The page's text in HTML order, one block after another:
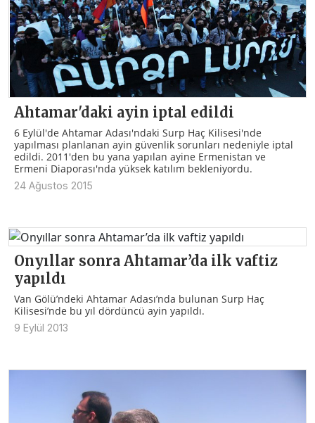
Ahtamar'daki ayin iptal edildi
6 Eylül'de Ahtamar Adası'ndaki Surp Haç Kilisesi'nde
yapılması planlanan ayin güvenlik sorunları nedeniyle iptal
edildi. 2011'den bu yana yapılan ayine Ermenistan ve
Ermeni Diaporası'nda yüksek katılım bekleniyordu.
24 Ağustos 2015
Onyıllar sonra Ahtamar’da ilk vaftiz
yapıldı
Van Gölü’ndeki Ahtamar Adası’nda bulunan Surp Haç
Kilisesi’nde bu yıl dördüncü ayin yapıldı.
9 Eylül 2013